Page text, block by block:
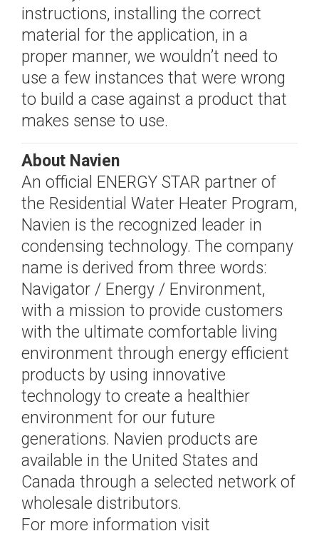
instructions, installing the correct
material for the application, in a
proper manner, we wouldn’t need to
use a few instances that were wrong
to build a case against a product that
makes sense to use.
About Navien
An official ENERGY STAR partner of
the Residential Water Heater Program,
Navien is the recognized leader in
condensing technology. The company
name is derived from three words:
Navigator / Energy / Environment,
with a mission to provide customers
with the ultimate comfortable living
environment through energy efficient
products by using innovative
technology to create a healthier
environment for our future
generations. Navien products are
available in the United States and
Canada through a selected network of
wholesale distributors.
For more information visit